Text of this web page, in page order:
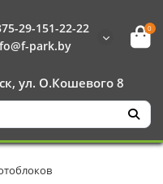
29-151-22-22
park.by
0
ул. О.Кошевого 8